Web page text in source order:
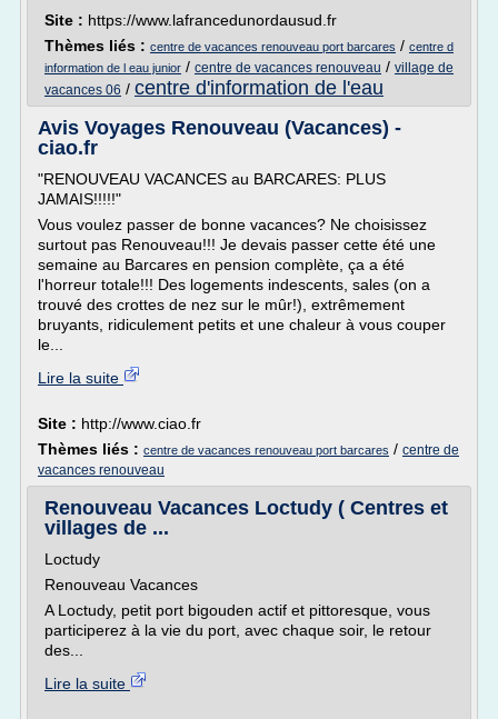
Site : https://www.lafrancedunordausud.fr
Thèmes liés : centre de vacances renouveau port barcares / centre d
information de l eau junior / centre de vacances renouveau / village de
vacances 06 / centre d'information de l'eau
Avis Voyages Renouveau (Vacances) -
ciao.fr
"RENOUVEAU VACANCES au BARCARES: PLUS
JAMAIS!!!!!"
Vous voulez passer de bonne vacances? Ne choisissez
surtout pas Renouveau!!! Je devais passer cette été une
semaine au Barcares en pension complète, ça a été
l'horreur totale!!! Des logements indescents, sales (on a
trouvé des crottes de nez sur le mûr!), extrêmement
bruyants, ridiculement petits et une chaleur à vous couper
le...
Lire la suite
Site : http://www.ciao.fr
Thèmes liés : centre de vacances renouveau port barcares / centre de
vacances renouveau
Renouveau Vacances Loctudy ( Centres et
villages de ...
Loctudy
Renouveau Vacances
A Loctudy, petit port bigouden actif et pittoresque, vous
participerez à la vie du port, avec chaque soir, le retour
des...
Lire la suite